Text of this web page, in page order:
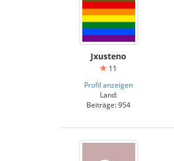
Jxusteno
11
Profil anzeigen
Land:
Beiträge: 954